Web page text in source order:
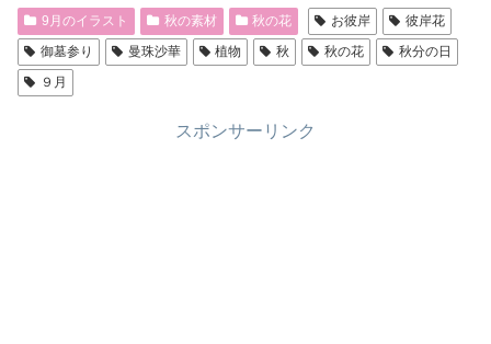
9月のイラスト 秋の素材 秋の花 お彼岸
彼岸花
御墓参り
曼珠沙華 植物 秋 秋の花
秋分の日
９月
スポンサーリンク